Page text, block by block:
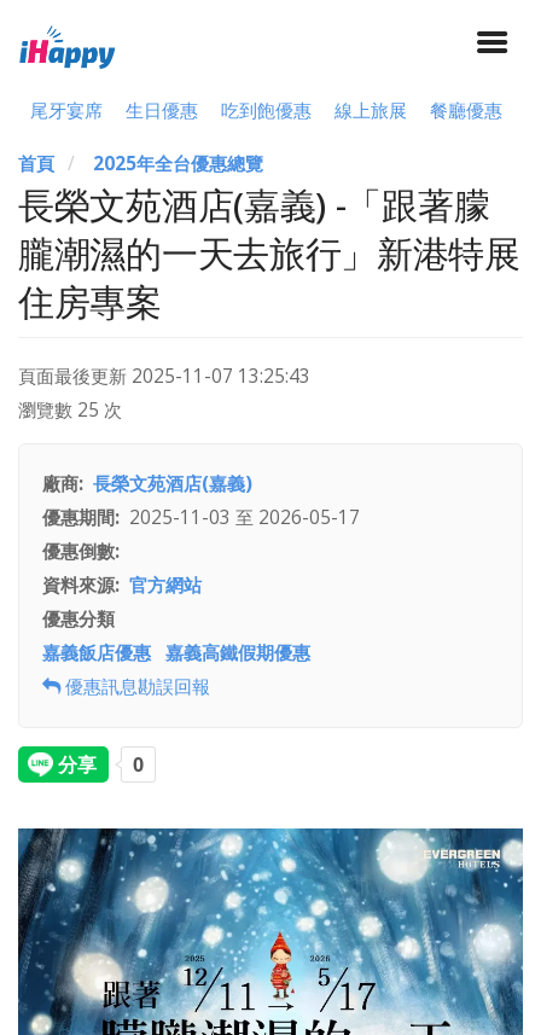
尾牙宴席 生日優惠 吃到飽優惠 線上旅展 餐廳優惠
首頁 2025年全台優惠總覽
長榮文苑酒店(嘉義) -「跟著朦
朧潮濕的一天去旅行」新港特展
住房專案
頁面最後更新 2025-11-07 13:25:43
瀏覽數 25 次
廠商 長榮文苑酒店(嘉義)
優惠期間
2025-11-03 至 2026-05-17
優惠倒數
資料來源 官方網站
優惠分類
嘉義飯店優惠 嘉義高鐵假期優惠
優惠訊息勘誤回報